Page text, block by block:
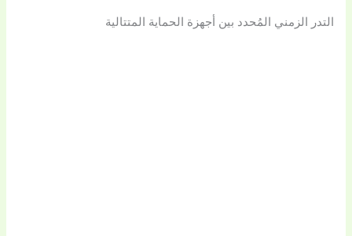
التدر الزمني المُحدد بين أجهزة الحماية المتتالية